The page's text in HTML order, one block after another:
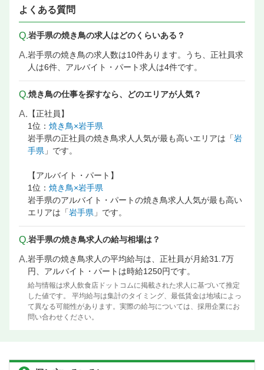
盛岡駅 調理・キッチンスタッフ・板前の飲食店 求人
盛岡駅 サービス・ホールの飲食店 求人情報
よくある質問
Q.岩手県の焼き鳥の求人はどのくらいある？
A.岩手県の焼き鳥の求人数は10件あります。うち、正社員求
人は6件、アルバイト・パート求人は4件です。
Q.焼き鳥の仕事を探すなら、どのエリアが人気？
A. 【正社員】
1位： 焼き鳥×岩手県
岩手県の正社員の焼き鳥求人人気が最も高いエリアは「岩
手県 」です。
【アルバイト・パート】
1位： 焼き鳥×岩手県
岩手県のアルバイト・パートの焼き鳥求人人気が最も高い
エリアは「岩手県 」です。
Q.岩手県の焼き鳥求人の給与相場は？
A.岩手県の焼き鳥求人の平均給与は、正社員が月給31.7万
円、アルバイト・パートは時給1250円です。
給与情報は求人飲食店ドットコムに掲載された求人に基づいて推定
した値です。 平均給与は集計のタイミング、最低賃金は地域によっ
て異なる可能性があります。実際の給与については、採用企業にお
問い合わせください。